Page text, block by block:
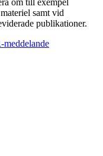
om till exempel
samt vid
publikationer.